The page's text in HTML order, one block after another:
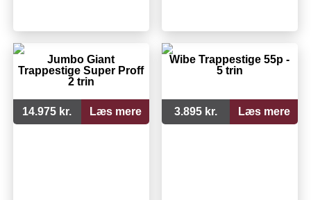
Jumbo Giant
Trappestige Super Proff
2 trin
14.975 kr. Læs mere
Wibe Trappestige 55p -
5 trin
3.895 kr. Læs mere